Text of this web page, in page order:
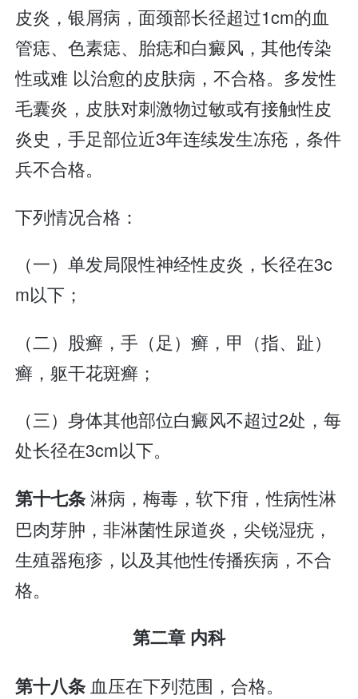
皮炎，银屑病，面颈部长径超过1cm的血
管痣、色素痣、胎痣和白癜风，其他传染
性或难 以治愈的皮肤病，不合格。多发性
毛囊炎，皮肤对刺激物过敏或有接触性皮
炎史，手足部位近3年连续发生冻疮，条件
兵不合格。
下列情况合格：
（一）单发局限性神经性皮炎，长径在3c
m以下；
（二）股癣，手（足）癣，甲（指、趾）
癣，躯干花斑癣；
（三）身体其他部位白癜风不超过2处，每
处长径在3cm以下。
第十七条淋病，梅毒，软下疳，性病性淋
巴肉芽肿，非淋菌性尿道炎，尖锐湿疣，
生殖器疱疹，以及其他性传播疾病，不合
格。
第二章 内科
第十八条 血压在下列范围，合格。